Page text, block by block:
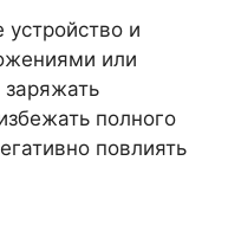
устройство и
или
полного
повлиять